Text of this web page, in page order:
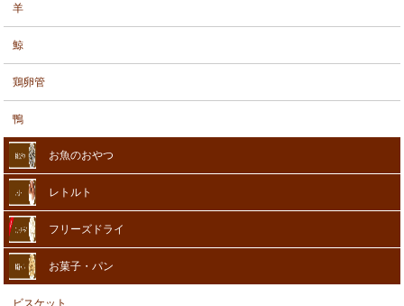
羊
鯨
鶏卵管
鴨
お魚のおやつ
レトルト
フリーズドライ
お菓子・パン
ビスケット